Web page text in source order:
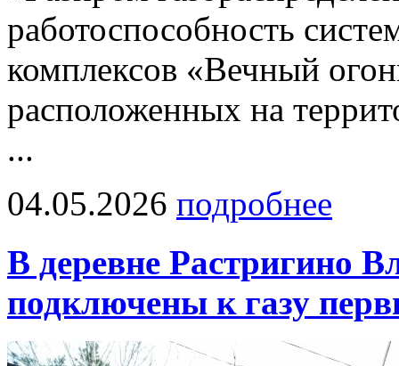
работоспособность
комплексов «Вечный
расположенных на
...
04.05.2026 подробнее
В деревне Растригино
подключены к газу